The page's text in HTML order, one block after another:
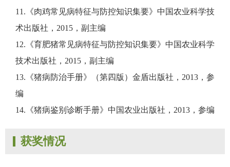
11.《肉鸡常见病特征与防控知识集要》中国农业科学技
术出版社，2015，副主编
12.《育肥猪常见病特征与防控知识集要》中国农业科学
技术出版社，2015，副主编
13.《猪病防治手册》（第四版）金盾出版社，2013，参
编
14.《猪病鉴别诊断手册》中国农业出版社，2013，参编
获奖情况